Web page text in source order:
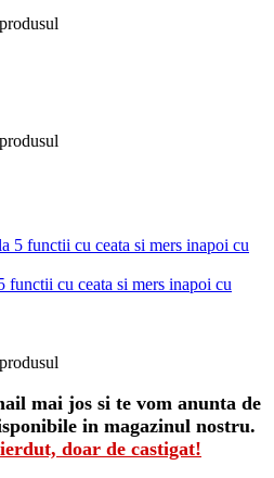
cu ceata si mers inapoi cu
mai jos si te vom anunta de
in magazinul nostru.
doar de castigat!